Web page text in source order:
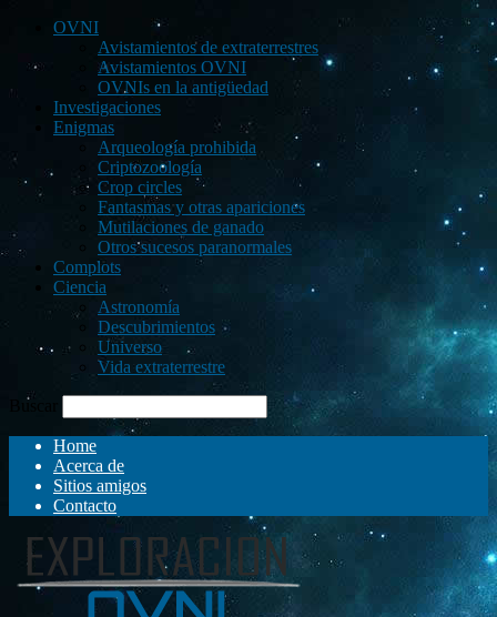
OVNI
Avistamientos de extraterrestres
Avistamientos OVNI
OVNIs en la antigüedad
Investigaciones
Enigmas
Arqueología prohibida
Criptozoología
Crop circles
Fantasmas y otras apariciones
Mutilaciones de ganado
Otros sucesos paranormales
Complots
Ciencia
Astronomía
Descubrimientos
Universo
Vida extraterrestre
Buscar
Home
Acerca de
Sitios amigos
Contacto